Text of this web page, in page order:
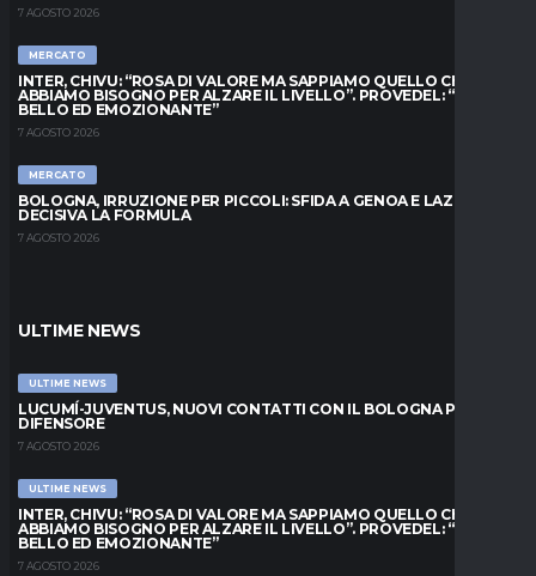
7 AGOSTO 2026
MERCATO
INTER, CHIVU: “ROSA DI VALORE MA SAPPIAMO QUELLO CHE
ABBIAMO BISOGNO PER ALZARE IL LIVELLO”. PROVEDEL: “MESE
BELLO ED EMOZIONANTE”
7 AGOSTO 2026
MERCATO
BOLOGNA, IRRUZIONE PER PICCOLI: SFIDA A GENOA E LAZIO,
DECISIVA LA FORMULA
7 AGOSTO 2026
ULTIME NEWS
ULTIME NEWS
LUCUMÍ-JUVENTUS, NUOVI CONTATTI CON IL BOLOGNA PER IL
DIFENSORE
7 AGOSTO 2026
ULTIME NEWS
INTER, CHIVU: “ROSA DI VALORE MA SAPPIAMO QUELLO CHE
ABBIAMO BISOGNO PER ALZARE IL LIVELLO”. PROVEDEL: “MESE
BELLO ED EMOZIONANTE”
7 AGOSTO 2026